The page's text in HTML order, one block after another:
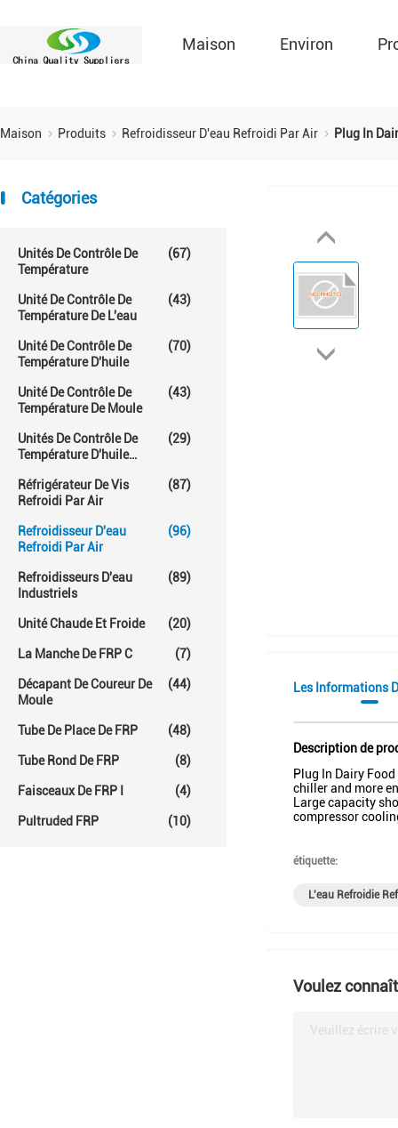
Maison Environ
Maison Produits Refroidisseur D'eau Refroidi Par Air Plug In
Catégories
Unités De Contrôle De
Température
(67)
Unité De Contrôle De
Température De L'eau
(43)
Unité De Contrôle De
Température D'huile
(70)
Unité De Contrôle De
Température De Moule
(43)
Unités De Contrôle De
Température D'huile
(29)
Réfrigérateur De Vis
Refroidi Par Air
(87)
Refroidisseur D'eau
Refroidi Par Air
(96)
Refroidisseurs D'eau
Industriels
(89)
Unité Chaude Et Froide (20)
La Manche De FRP C (7)
Décapant De Coureur De
Moule
(44)
Tube De Place De FRP (48)
Tube Rond De FRP (8)
Faisceaux De FRP I (4)
Pultruded FRP (10)
Les Informations
Description de
Plug In Dairy
chiller and more
Large capacity
compressor
étiquette:
L'eau Refroidie
Voulez
Veuillez écrire